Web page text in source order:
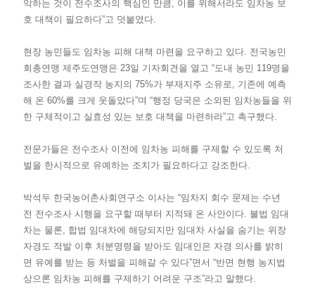
악하는 것이 전수조사의 핵심인 만큼, 이를 위해서라도 임차농 보
호 대책이 필요하다”고 덧붙였다.
현장 농민들도 임차농 피해 대책 마련을 요구하고 있다. 전국농민
회총연맹 제주도연맹은 23일 기자회견을 열고 “도내 농민 119명을
조사한 결과 실경작 농지의 75%가 부재지주 소유로, 기존에 예측
해 온 60%를 크게 웃돌았다”며 “행정 당국은 소외된 임차농들을 위
한 구체적이고 실효성 있는 보호 대책을 마련하라”고 촉구했다.
전문가들은 전수조사 이전에 임차농 피해를 구제할 수 있도록 처
벌을 한시적으로 유예하는 조치가 필요하다고 강조한다.
박석두 한국농어촌사회연구소 이사는 “임차지 회수 문제는 수년
전 전수조사 시행을 요구할 때부터 지적돼 온 사안이다. 불법 임대
차는 물론, 합법 임대차에 해당되지만 임대차 사실을 숨기는 위장
자경도 적발 이후 처분명령을 받아도 임대인은 자경 의사를 밝히
면 유예를 받는 등 처벌을 피해갈 수 있다”면서 “반면 현행 농지법
상으론 임차농 피해를 구제하기 어려운 구조”라고 말했다.